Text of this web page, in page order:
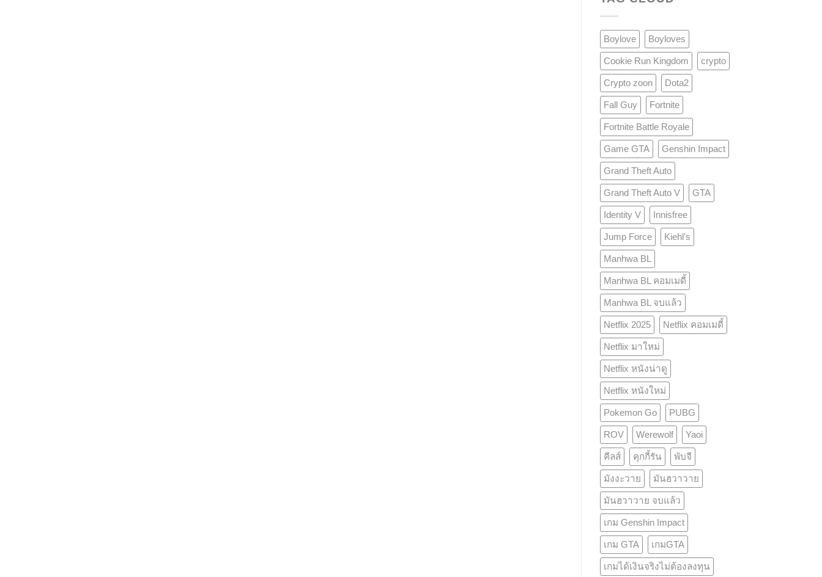
Boylove Boyloves
Cookie Run Kingdom crypto
Crypto zoon Dota2
Fall Guy Fortnite
Fortnite Battle Royale
Game GTA Genshin Impact
Grand Theft Auto
Grand Theft Auto V GTA
Identity V Innisfree
Jump Force Kiehl's
Manhwa BL
Manhwa BL คอมเมดี้
Manhwa BL จบแล้ว
Netflix 2025 Netflix คอมเมดี้
Netflix มาใหม่
Netflix หนังน่าดู
Netflix หนังใหม่
Pokemon Go PUBG
ROV Werewolf Yaoi
คีลส์ คุกกี้รัน พับจี
มังงะวาย มันฮวาวาย
มันฮวาวาย จบแล้ว
เกม Genshin Impact
เกม GTA เกมGTA
เกมได้เงินจริงไม่ต้องลงทุน